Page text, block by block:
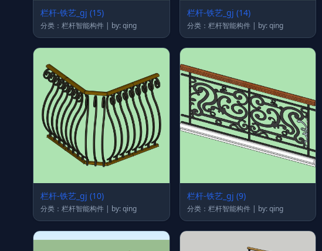
栏杆-铁艺_gj (15)
分类：栏杆智能构件 | by: qing
栏杆-铁艺_gj (14)
分类：栏杆智能构件 | by: qing
栏杆-铁艺_gj (10)
分类：栏杆智能构件 | by: qing
栏杆-铁艺_gj (9)
分类：栏杆智能构件 | by: qing